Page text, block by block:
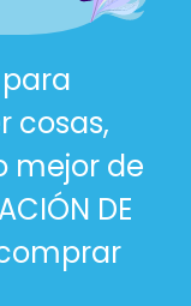
cosas,
mejor de
DE